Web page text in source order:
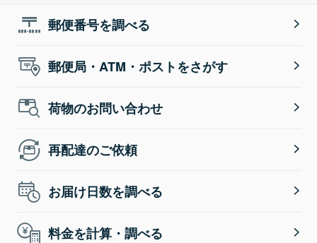
郵便番号を調べる
郵便局・ATM・ポストをさがす
荷物のお問い合わせ
再配達のご依頼
お届け日数を調べる
料金を計算・調べる